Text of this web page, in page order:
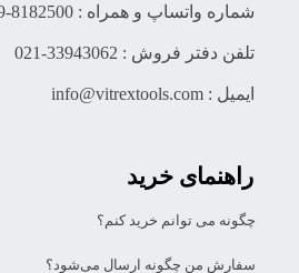
راهنمای خرید
چگونه می توانم خرید کنم؟
سفارش من چگونه ارسال می‌شود؟
شماره واتساپ و همراه : 8182500-0919
تلفن دفتر فروش : 33943062-021
ایمیل : info@vitrextools.com